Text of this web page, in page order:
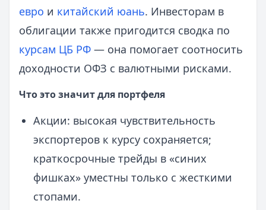
евро и китайский юань. Инвесторам в
облигации также пригодится сводка по
курсам ЦБ РФ — она помогает соотносить
доходности ОФЗ с валютными рисками.
Что это значит для портфеля
Акции: высокая чувствительность
экспортеров к курсу сохраняется;
краткосрочные трейды в «синих
фишках» уместны только с жесткими
стопами.